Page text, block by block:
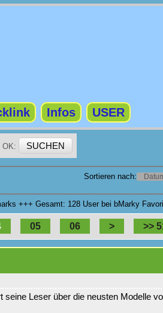
Infos USER
OK:
Sortieren nach:
+++ Gesamt: 128 User bei bMarky
05 06 > >>
seine Leser über die neusten Modelle